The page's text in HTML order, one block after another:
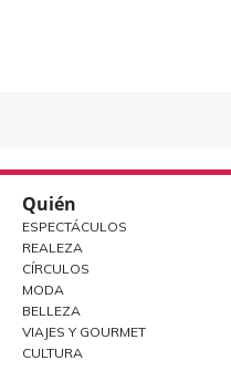
Quién
ESPECTÁCULOS
REALEZA
CÍRCULOS
MODA
BELLEZA
VIAJES Y GOURMET
CULTURA